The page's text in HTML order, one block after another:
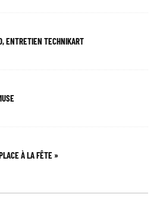
ENTRETIEN TECHNIKART
À LA FÊTE »